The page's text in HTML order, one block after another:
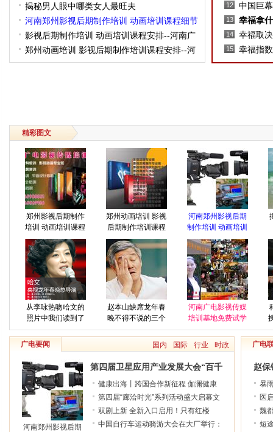
12 中国巨
13 幸福拿
14 幸福取
15 幸福指数
开---河南广电影视传媒培训基地
揭秘男人眼中哪类女人最旺夫
河南郑州影视后期制作培训 动画培训课程细节
公开---河南广电影视传媒培训基地
影视后期制作培训 动画培训课程安排--河南广
电影视传媒培训基地
郑州动画培训 影视后期制作培训课程安排--河
南广电影视传媒培训基地
精彩图文
郑州影视后期制作
培训 动画培训课程
安排---河南广电影
视传媒培训基地
郑州动画培训 影视
后期制作培训课程
安排--河南广电影
视传媒培训基地
河南郑州影视后期
制作培训 动画培训
课程细节公开---河
南广电影视传媒培
训基地
从李咏热吻哈文的
照片中我们读到了
什么?
赵本山缺席龙年春
晚不得不说的三个
隐因
河南广电影视传媒
培训基地免费试学
广电要闻
河南郑州影视后期
第四届卫星应用产业发展大会“百千
工程”供应链合作对接会在眉重磅启
幕
健康出海丨跨国合作新征程 伽澜健康
同尼日利亚联邦高层举行双边对话
第四届“廊洽时光”系列活动盛大启幕文
旅交融点亮临空廊坊
双剧上新 全新入口启用！只有红楼
梦・戏剧幻城 6 月 16 日盛装归来
中国自行车运动骑游大会在大厂举行：
国内 国际 行业 时政 广电
赵保
暴
上
医
第
实
魏
——
短